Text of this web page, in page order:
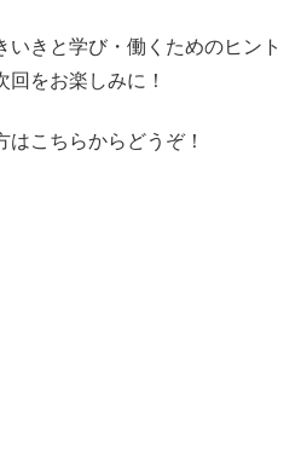
いきと学び・働くためのヒント
回をお楽しみに！
こちらからどうぞ！